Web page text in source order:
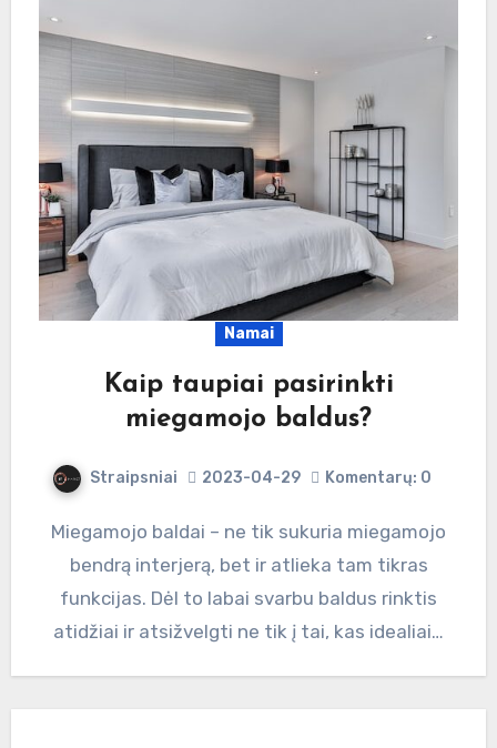
Namai
Kaip taupiai pasirinkti
miegamojo baldus?
Straipsniai 2023-04-29 Komentarų: 0
Miegamojo baldai – ne tik sukuria miegamojo
bendrą interjerą, bet ir atlieka tam tikras
funkcijas. Dėl to labai svarbu baldus rinktis
atidžiai ir atsižvelgti ne tik į tai, kas idealiai…